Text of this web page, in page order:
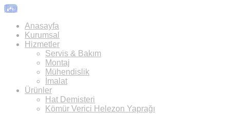
Top
Anasayfa
Kurumsal
Hizmetler
Servis & Bakım
Montaj
Mühendislik
İmalat
Ürünler
Hat Demisteri
Kömür Verici Helezon Yaprağı